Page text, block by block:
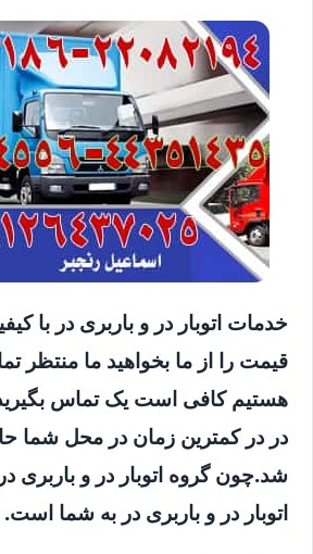
خدمات اتوبار در و باربری در با
قیمت را از ما بخواهید ما منتظر
هستیم کافی است یک تماس
در در کمترین زمان در محل شما
شد.چون گروه اتوبار در و باربری
اتوبار در و باربری در به شما است.